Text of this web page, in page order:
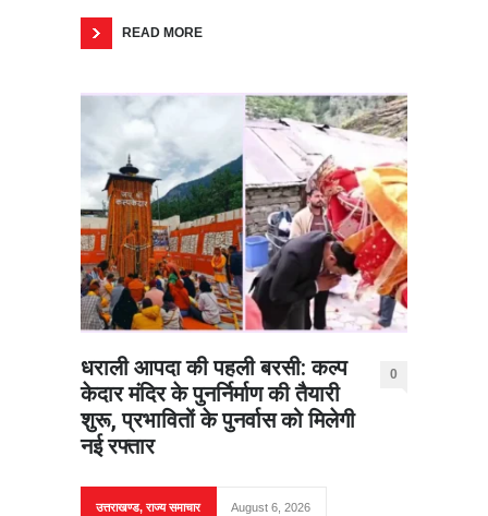
READ MORE
धराली आपदा की पहली बरसी: कल्प
केदार मंदिर के पुनर्निर्माण की तैयारी
शुरू, प्रभावितों के पुनर्वास को मिलेगी
नई रफ्तार
0
उत्तराखण्ड,राज्य समाचार August 6, 2026